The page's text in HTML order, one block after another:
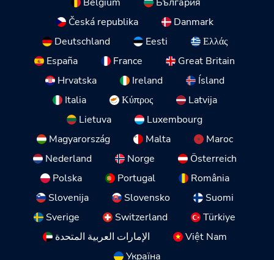
Česká republika
Danmark
Deutschland
Eesti
Ελλάς
España
France
Great Britain
Hrvatska
Ireland
Ísland
Italia
Κύπρος
Latvija
Lietuva
Luxembourg
Magyarország
Malta
Maroc
Nederland
Norge
Österreich
Polska
Portugal
România
Slovenija
Slovensko
Suomi
Sverige
Switzerland
Türkiye
الإمارات العربية المتحدة
Việt Nam
Україна